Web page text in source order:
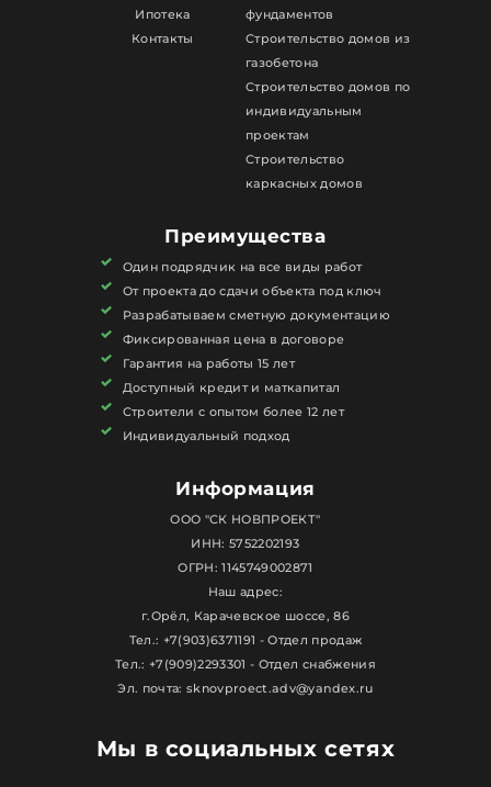
Мы в социальных сетях
Ипотека
Контакты
фундаментов
Строительство домов из
газобетона
Строительство домов по
индивидуальным
проектам
Строительство
каркасных домов
Преимущества
Один подрядчик на все виды работ
От проекта до сдачи объекта под ключ
Разрабатываем сметную документацию
Фиксированная цена в договоре
Гарантия на работы 15 лет
Доступный кредит и маткапитал
Строители с опытом более 12 лет
Индивидуальный подход
Информация
ООО "СК НОВПРОЕКТ"
ИНН: 5752202193
ОГРН: 1145749002871
Наш адрес:
г.Орёл, Карачевское шоссе, 86
Тел.: +7(903)6371191 - Отдел продаж
Тел.: +7(909)2293301 - Отдел снабжения
Эл. почта: sknovproect.adv@yandex.ru